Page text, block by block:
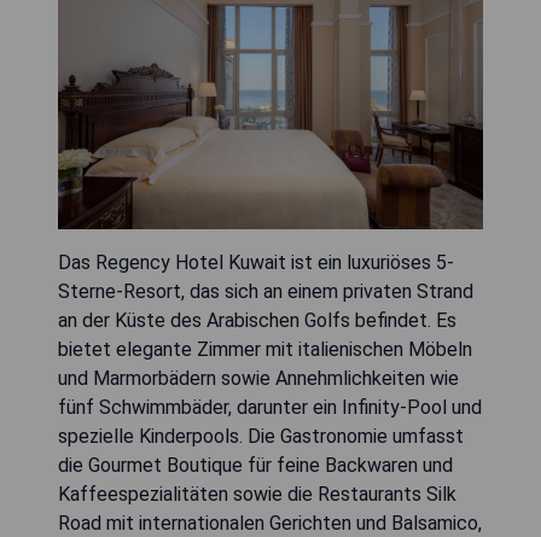
Das Regency Hotel Kuwait ist ein luxuriöses 5-
Sterne-Resort, das sich an einem privaten Strand
an der Küste des Arabischen Golfs befindet. Es
bietet elegante Zimmer mit italienischen Möbeln
und Marmorbädern sowie Annehmlichkeiten wie
fünf Schwimmbäder, darunter ein Infinity-Pool und
spezielle Kinderpools. Die Gastronomie umfasst
die Gourmet Boutique für feine Backwaren und
Kaffeespezialitäten sowie die Restaurants Silk
Road mit internationalen Gerichten und Balsamico,